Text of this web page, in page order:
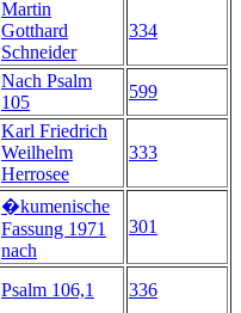
Martin
Gotthard
Schneider
334
Nach Psalm
105
599
Karl Friedrich
Weilhelm
Herrosee
333
�kumenische
Fassung 1971
nach
301
Psalm 106,1 336